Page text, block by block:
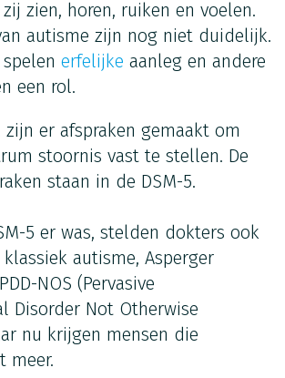
zien, horen, ruiken en voelen.
autisme zijn nog niet duidelijk.
erfelijke aanleg en andere
een rol.
er afspraken gemaakt om
stoornis vast te stellen. De
staan in de DSM-5.
5 er was, stelden dokters ook
autisme, Asperger
NOS (Pervasive
Disorder Not Otherwise
nu krijgen mensen die
meer.